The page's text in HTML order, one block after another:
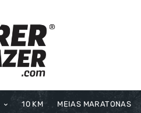
10 KM MEIAS MARATONAS